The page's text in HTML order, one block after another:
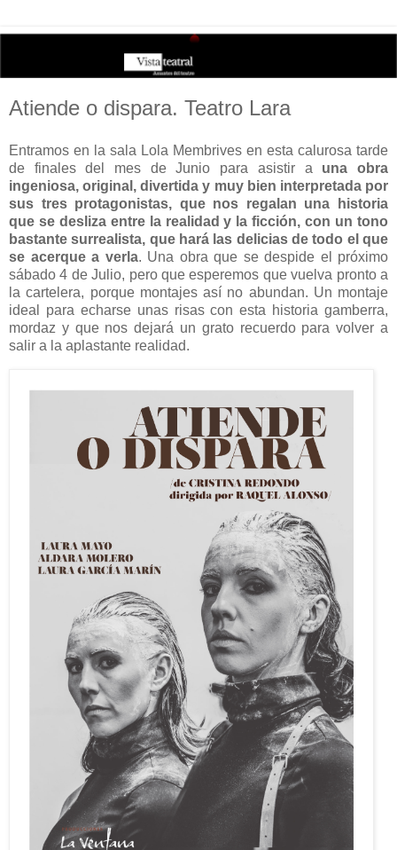
Atiende o dispara. Teatro Lara
Entramos en la sala Lola Membrives en esta calurosa tarde
de finales del mes de Junio para asistir a una obra
ingeniosa, original, divertida y muy bien interpretada por
sus tres protagonistas, que nos regalan una historia
que se desliza entre la realidad y la ficción, con un tono
bastante surrealista, que hará las delicias de todo el que
se acerque a verla. Una obra que se despide el próximo
sábado 4 de Julio, pero que esperemos que vuelva pronto a
la cartelera, porque montajes así no abundan. Un montaje
ideal para echarse unas risas con esta historia gamberra,
mordaz y que nos dejará un grato recuerdo para volver a
salir a la aplastante realidad.